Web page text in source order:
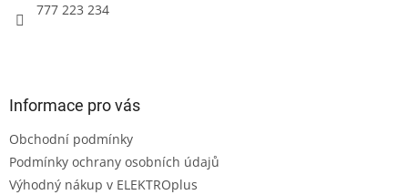
777 223 234
Informace pro vás
Obchodní podmínky
Podmínky ochrany osobních údajů
Výhodný nákup v ELEKTROplus